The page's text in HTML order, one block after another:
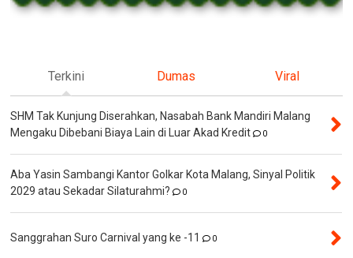
Terkini Dumas Viral
SHM Tak Kunjung Diserahkan, Nasabah Bank Mandiri Malang
Mengaku Dibebani Biaya Lain di Luar Akad Kredit
0
Aba Yasin Sambangi Kantor Golkar Kota Malang, Sinyal Politik
2029 atau Sekadar Silaturahmi?
0
Sanggrahan Suro Carnival yang ke -11 0